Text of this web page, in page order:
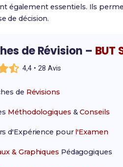
également essentiels. Ils
de décision.
de Révision – BUT
4,4 • 28 Avis
de Révisions
Méthodologiques &Conseils
d'Expérience pour l'Examen
& Graphiques Pédagogiques